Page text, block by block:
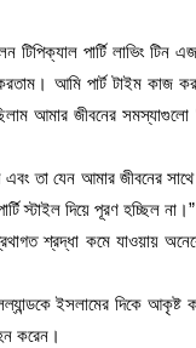
পার্টি লাভিং টিন
আমি পার্ট টাইম কাজ
আমার জীবনের
তা যেন আমার জীবনের
স্টাইল দিয়ে পূরণ হচ্ছিল
শ্রদ্ধা কমে যাওয়ায়
ইসলামের দিকে
করেন।